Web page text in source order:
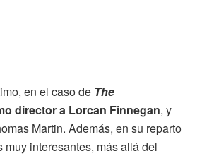
en el caso de The
director a Lorcan Finnegan, y
Martin. Además, en su reparto
muy interesantes, más allá del